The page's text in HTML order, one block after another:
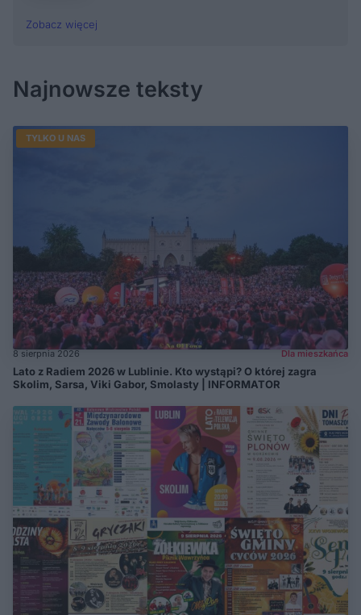
Zobacz więcej
Najnowsze teksty
TYLKO U NAS
8 sierpnia 2026 Dla mieszkańca
Lato z Radiem 2026 w Lublinie. Kto wystąpi? O której zagra
Skolim, Sarsa, Viki Gabor, Smolasty | INFORMATOR